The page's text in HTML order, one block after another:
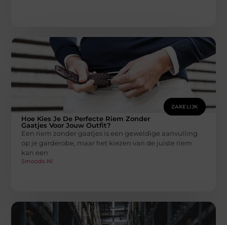
ZAKELIJK
Hoe Kies Je De Perfecte Riem Zonder
Gaatjes Voor Jouw Outfit?
Een riem zonder gaatjes is een geweldige aanvulling
op je garderobe, maar het kiezen van de juiste riem
kan een
Smoods.nl